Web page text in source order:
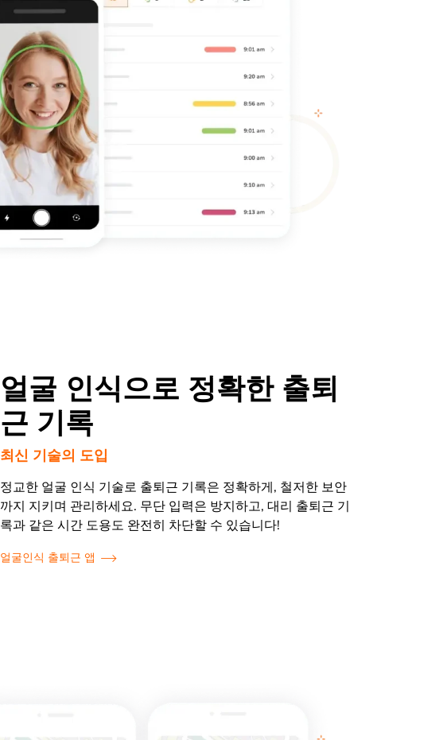
얼굴 인식으로 정확한 출퇴
근 기록
최신 기술의 도입
정교한 얼굴 인식 기술로 출퇴근 기록은 정확하게, 철저한 보안
까지 지키며 관리하세요. 무단 입력은 방지하고, 대리 출퇴근 기
록과 같은 시간 도용도 완전히 차단할 수 있습니다!
얼굴인식 출퇴근 앱